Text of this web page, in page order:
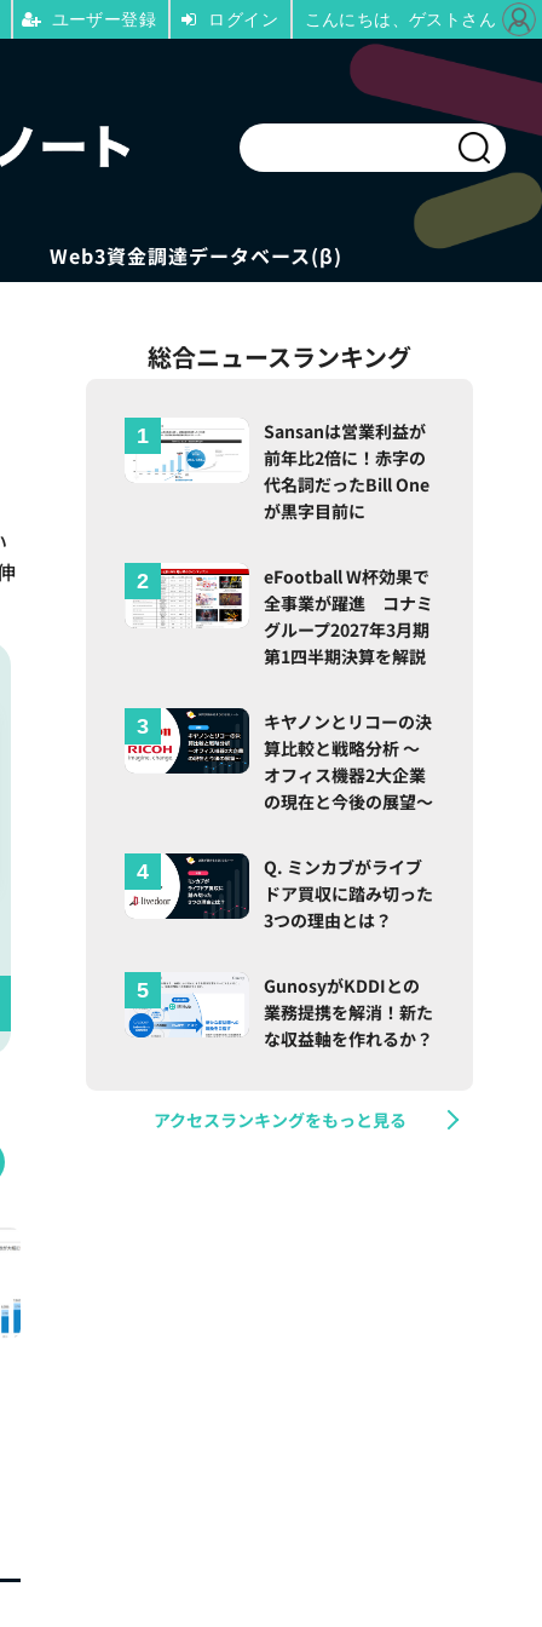
Web3資金調達データベース(β)
総合ニュースランキング
Sansanは営業利益が
前年比2倍に！赤字の
代名詞だったBill One
が黒字目前に
eFootball W杯効果で
全事業が躍進 コナミ
グループ2027年3月期
第1四半期決算を解説
キヤノンとリコーの決
算比較と戦略分析 ～
オフィス機器2大企業
の現在と今後の展望～
Q. ミンカブがライブ
ドア買収に踏み切った
3つの理由とは？
GunosyがKDDIとの
業務提携を解消！新た
な収益軸を作れるか？
アクセスランキングをもっと見る
ユーザー登録 ログイン こんにちは、ゲストさん